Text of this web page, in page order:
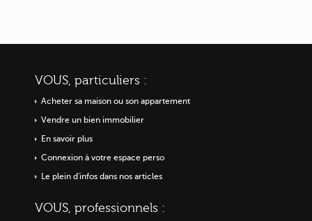
VOUS, particuliers :
Acheter sa maison ou son appartement
Vendre un bien immobilier
En savoir plus
Connexion à votre espace perso
Le plein d'infos dans nos articles
VOUS, professionnels :